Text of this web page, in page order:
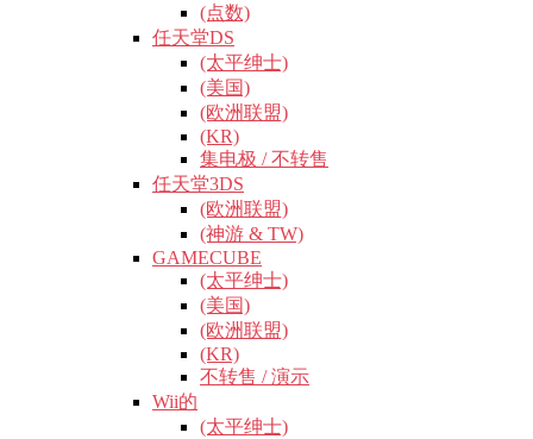
(点数)
任天堂DS
(太平绅士)
(美国)
(欧洲联盟)
(KR)
集电极 / 不转售
任天堂3DS
(欧洲联盟)
(神游 & TW)
GAMECUBE
(太平绅士)
(美国)
(欧洲联盟)
(KR)
不转售 / 演示
Wii的
(太平绅士)